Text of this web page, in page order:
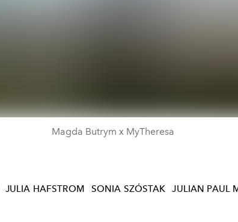
Magda Butrym x MyTheresa
JULIA HAFSTROM SONIA SZÓSTAK JULIAN PAUL